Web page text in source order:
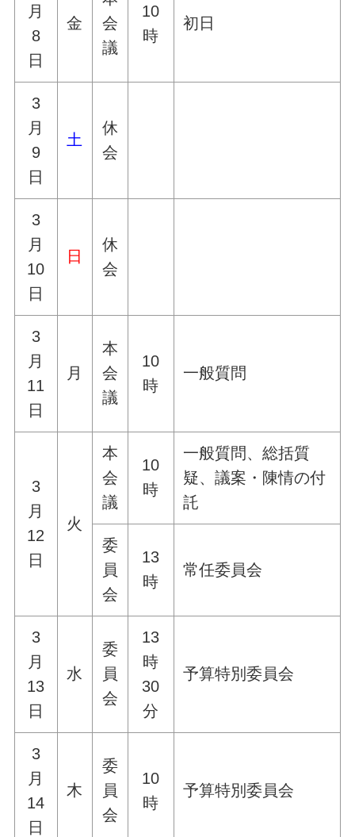
月
8
日
金
会
議
10
時
初日
3
月
9
日
土
休
会
3
月
10
日
日
休
会
3
月
11
日
月
本
会
議
10
時
一般質問
3
月
12
日
火
本
会
議
10
時
一般質問、総括質
疑、議案・陳情の付
託
委
員
会
13
時
常任委員会
3
月
13
日
水
委
員
会
13
時
30
分
予算特別委員会
3
月
14
日
木
委
員
会
10
時
予算特別委員会